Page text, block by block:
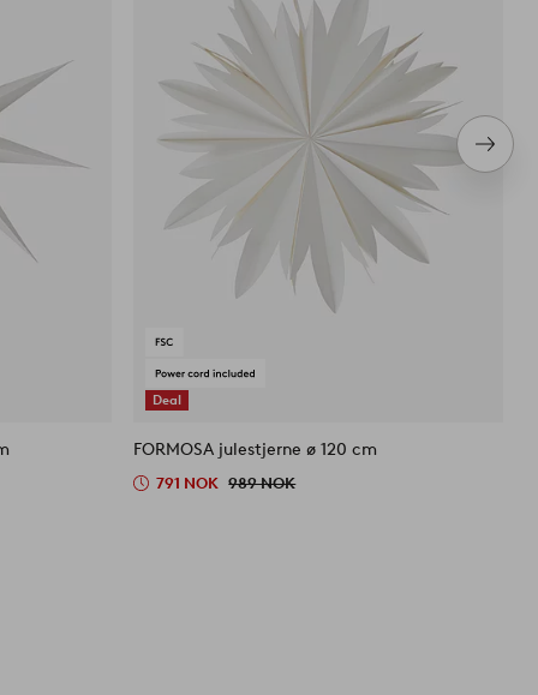
Deal
FORMOSA julestjerne ø 120 cm
791 NOK 989 NOK
Neste